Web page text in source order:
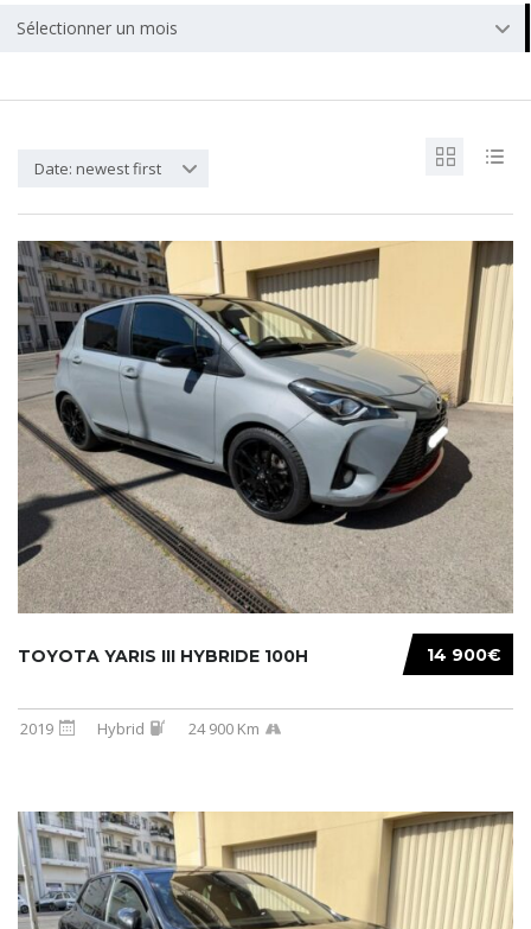
ARCHIVE
Sélectionner un mois
Date: newest first
14 900€
TOYOTA YARIS III HYBRIDE 100H
2019 Hybrid 24 900 Km